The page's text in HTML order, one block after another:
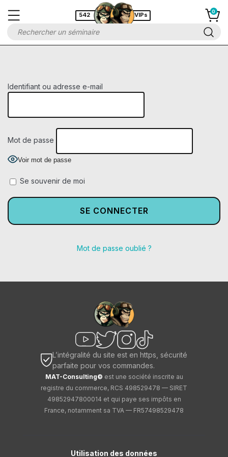
542 VIPs
Identifiant ou adresse e-mail
Mot de passe
Voir mot de passe
Se souvenir de moi
Mot de passe oublié ?
L’intégralité du site est en https, sécurité
parfaite pour vos commandes.
MAT-Consulting© est une société inscrite au
registre du commerce, RCS 498529478 — SIRET
49852947800014 et qui paye ses impôts en
France, notamment sa TVA — FR57498529478
Utilisation des données